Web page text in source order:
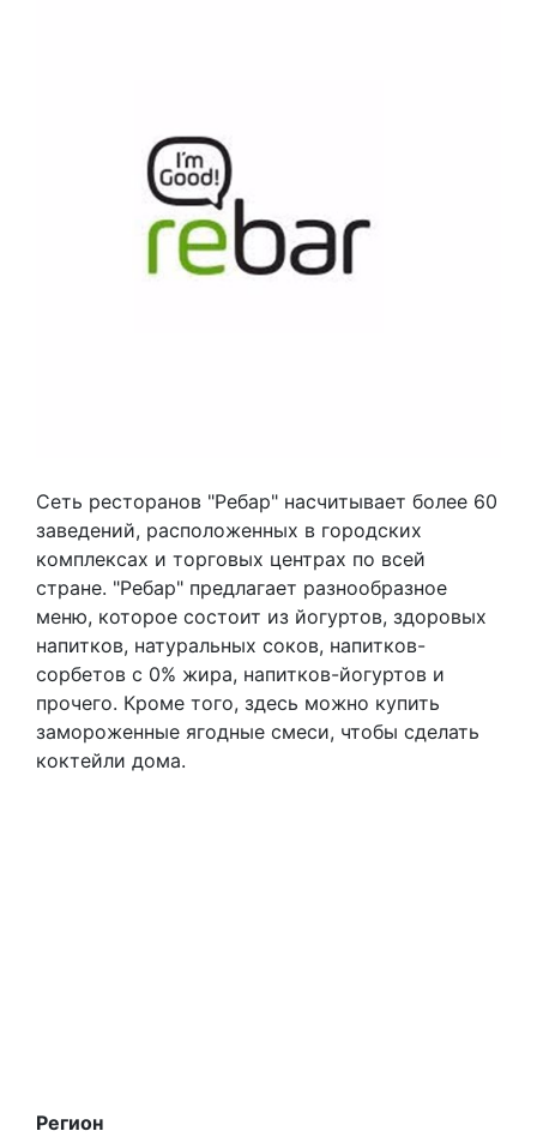
Сеть ресторанов "Ребар" насчитывает более 60
заведений, расположенных в городских
комплексах и торговых центрах по всей
стране. "Ребар" предлагает разнообразное
меню, которое состоит из йогуртов, здоровых
напитков, натуральных соков, напитков-
сорбетов с 0% жира, напитков-йогуртов и
прочего. Кроме того, здесь можно купить
замороженные ягодные смеси, чтобы сделать
коктейли дома.
Регион